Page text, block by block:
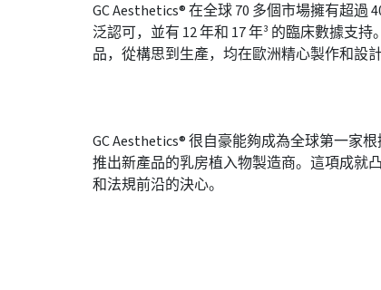
GC Aesthetics® 在全球 70 多個市場擁有超過
泛認可，並有 12 年和 17 年³ 的臨床數據支
品，從構思到生產，均在歐洲精心製作和設計
GC Aesthetics® 很自豪能夠成為全球第一家
推出新產品的乳房植入物製造商。這項成就
和法規前沿的決心。